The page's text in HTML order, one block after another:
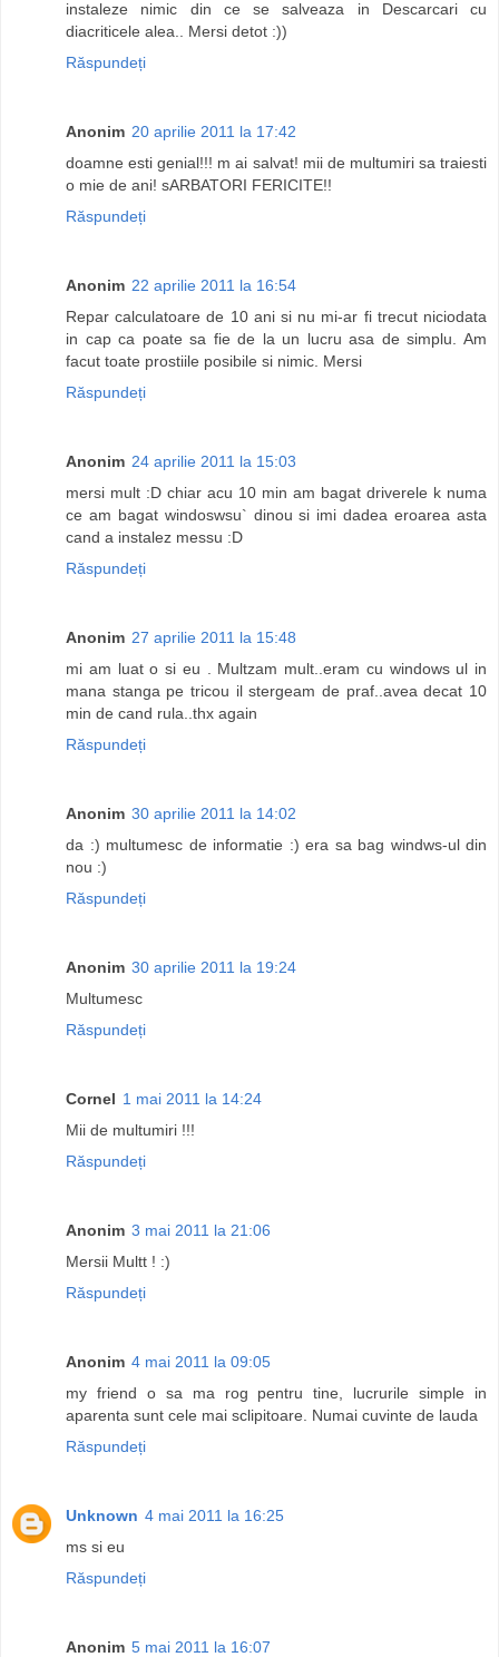
instaleze nimic din ce se salveaza in Descarcari cu
diacriticele alea.. Mersi detot :))
Răspundeți
Anonim 20 aprilie 2011 la 17:42
doamne esti genial!!! m ai salvat! mii de multumiri sa traiesti
o mie de ani! sARBATORI FERICITE!!
Răspundeți
Anonim 22 aprilie 2011 la 16:54
Repar calculatoare de 10 ani si nu mi-ar fi trecut niciodata
in cap ca poate sa fie de la un lucru asa de simplu. Am
facut toate prostiile posibile si nimic. Mersi
Răspundeți
Anonim 24 aprilie 2011 la 15:03
mersi mult :D chiar acu 10 min am bagat driverele k numa
ce am bagat windoswsu` dinou si imi dadea eroarea asta
cand a instalez messu :D
Răspundeți
Anonim 27 aprilie 2011 la 15:48
mi am luat o si eu . Multzam mult..eram cu windows ul in
mana stanga pe tricou il stergeam de praf..avea decat 10
min de cand rula..thx again
Răspundeți
Anonim 30 aprilie 2011 la 14:02
da :) multumesc de informatie :) era sa bag windws-ul din
nou :)
Răspundeți
Anonim 30 aprilie 2011 la 19:24
Multumesc
Răspundeți
Cornel 1 mai 2011 la 14:24
Mii de multumiri !!!
Răspundeți
Anonim 3 mai 2011 la 21:06
Mersii Multt ! :)
Răspundeți
Anonim 4 mai 2011 la 09:05
my friend o sa ma rog pentru tine, lucrurile simple in
aparenta sunt cele mai sclipitoare. Numai cuvinte de lauda
Răspundeți
Unknown 4 mai 2011 la 16:25
ms si eu
Răspundeți
Anonim 5 mai 2011 la 16:07